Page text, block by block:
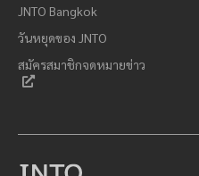
JNTO Bangkok
วันหยุดของ JNTO
สมัครสมาชิกจดหมายข่าว